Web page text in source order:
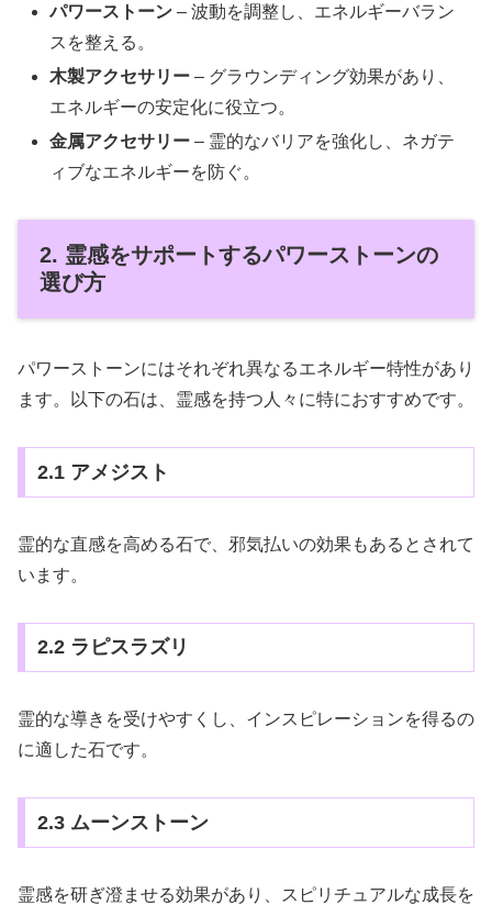
パワーストーン – 波動を調整し、エネルギーバラン
スを整える。
木製アクセサリー – グラウンディング効果があり、
エネルギーの安定化に役立つ。
金属アクセサリー – 霊的なバリアを強化し、ネガテ
ィブなエネルギーを防ぐ。
2. 霊感をサポートするパワーストーンの
選び方
パワーストーンにはそれぞれ異なるエネルギー特性があり
ます。以下の石は、霊感を持つ人々に特におすすめです。
2.1 アメジスト
霊的な直感を高める石で、邪気払いの効果もあるとされて
います。
2.2 ラピスラズリ
霊的な導きを受けやすくし、インスピレーションを得るの
に適した石です。
2.3 ムーンストーン
霊感を研ぎ澄ませる効果があり、スピリチュアルな成長を